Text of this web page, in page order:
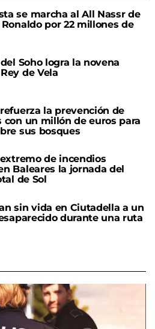
se marcha al All Nassr de
por 22 millones de
Soho logra la novena
de Vela
la prevención de
con un millón de euros para
sus bosques
de incendios
Baleares la jornada del
de Sol
sin vida en Ciutadella a un
durante una ruta